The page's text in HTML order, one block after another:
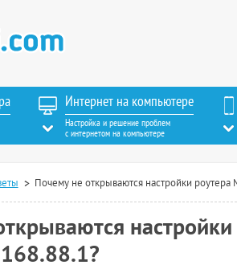
Интернет на компьютере
Настройка и решение проблем
с интернетом на компьютере
Почему не открываются настройки